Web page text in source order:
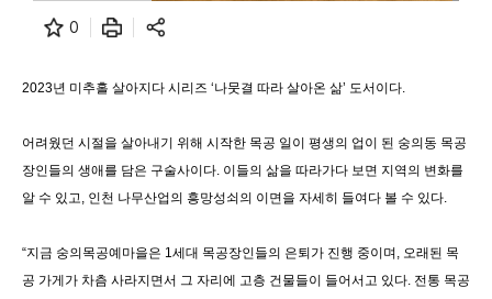
0
2023년 미추홀 살아지다 시리즈 ‘나뭇결 따라 살아온 삶’ 도서이다.
어려웠던 시절을 살아내기 위해 시작한 목공 일이 평생의 업이 된 숭의동 목공
장인들의 생애를 담은 구술사이다. 이들의 삶을 따라가다 보면 지역의 변화를
알 수 있고, 인천 나무산업의 흥망성쇠의 이면을 자세히 들여다 볼 수 있다.
“지금 숭의목공예마을은 1세대 목공장인들의 은퇴가 진행 중이며, 오래된 목
공 가게가 차츰 사라지면서 그 자리에 고층 건물들이 들어서고 있다. 전통 목공